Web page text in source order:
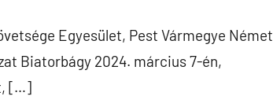
Egyesület, Pest Vármegye Német
Biatorbágy 2024. március 7-én,
[…]